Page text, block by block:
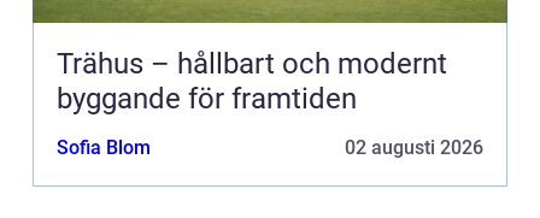
Trähus – hållbart och modernt
byggande för framtiden
Sofia Blom 02 augusti 2026